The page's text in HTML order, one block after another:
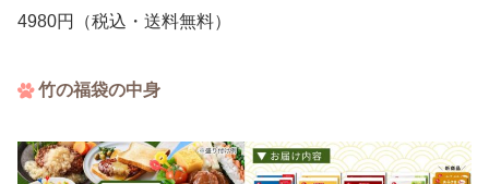
4980円（税込・送料無料）
竹の福袋の中身